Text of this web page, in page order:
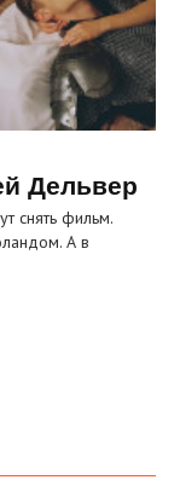
Дельвер
снять фильм.
А в